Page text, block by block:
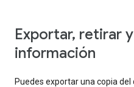
Exportar, retirar
información
Puedes exportar una copia